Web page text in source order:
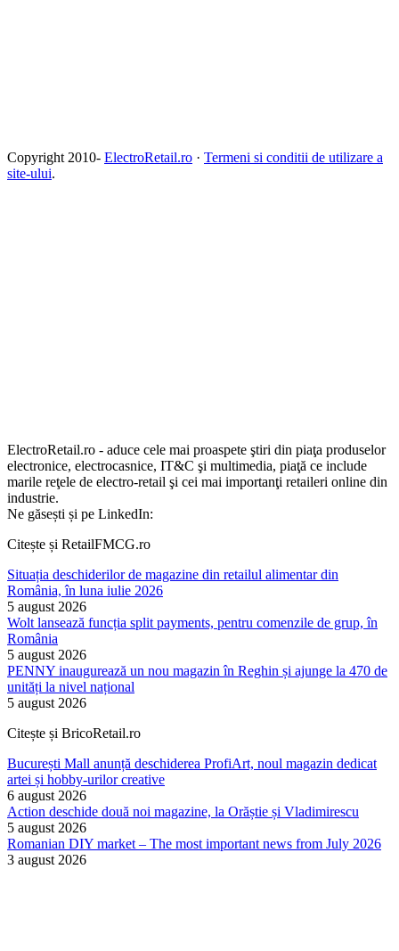
Copyright 2010- ElectroRetail.ro · Termeni si conditii de utilizare a
site-ului.
ElectroRetail.ro - aduce cele mai proaspete ştiri din piaţa produselor
electronice, electrocasnice, IT&C şi multimedia, piaţă ce include
marile reţele de electro-retail şi cei mai importanţi retaileri online din
industrie.
Ne găsești și pe LinkedIn:
Citește și RetailFMCG.ro
Situația deschiderilor de magazine din retailul alimentar din
România, în luna iulie 2026
5 august 2026
Wolt lansează funcția split payments, pentru comenzile de grup, în
România
5 august 2026
PENNY inaugurează un nou magazin în Reghin și ajunge la 470 de
unități la nivel național
5 august 2026
Citește și BricoRetail.ro
București Mall anunță deschiderea ProfiArt, noul magazin dedicat
artei și hobby-urilor creative
6 august 2026
Action deschide două noi magazine, la Orăștie și Vladimirescu
5 august 2026
Romanian DIY market – The most important news from July 2026
3 august 2026